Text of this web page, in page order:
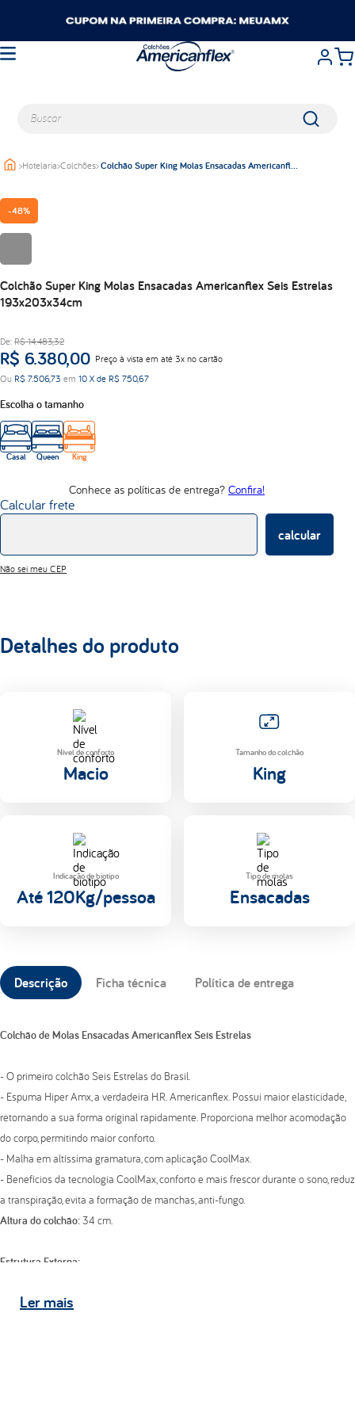
Buscar
>Hotelaria>Colchões>Colchão Super King Molas Ensacadas Americanflex
-48%
Colchão Super King Molas Ensacadas Americanflex Seis Estrelas
193x203x34cm
De: R$ 14.483,32
R$ 6.380,00 Preço à vista em até 3x no cartão
Ou R$ 7.506,73 em 10 X de R$ 750,67
Escolha o tamanho
Casal Queen King
Conhece as políticas de entrega? Confira!
Calcular frete
calcular
Não sei meu CEP
Detalhes do produto
Nível de conforto
Macio
Tamanho do colchão
King
Indicação de biotipo
Até 120Kg/pessoa
Tipo de molas
Ensacadas
Descrição Ficha técnica Política de entrega
Colchão de Molas Ensacadas Americanflex Seis Estrelas
- O primeiro colchão Seis Estrelas do Brasil.
- Espuma Hiper Amx, a verdadeira H.R. Americanflex. Possui maior elasticidade,
retornando a sua forma original rapidamente. Proporciona melhor acomodação
do corpo, permitindo maior conforto.
- Malha em altíssima gramatura, com aplicação CoolMax.
- Benefícios da tecnologia CoolMax, conforto e mais frescor durante o sono, reduz
a transpiração, evita a formação de manchas, anti-fungo.
Altura do colchão:34 cm.
Estrutura Externa:
Tecido faixa lateral:
Lermais
TERMOS MAIS BUSCADOS
travesseiros
viuva
lumi
d33